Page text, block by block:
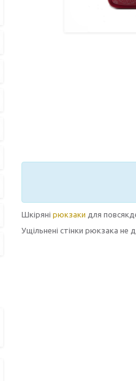
Шкіряні рюкзаки для
Ущільнені стінки рюкзака